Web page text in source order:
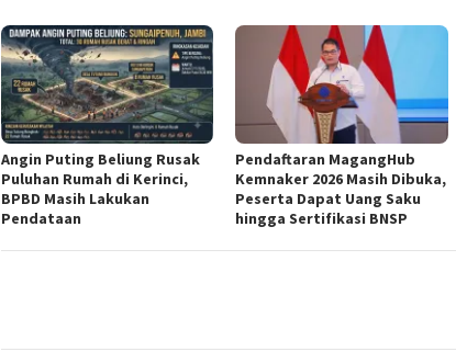
Angin Puting Beliung Rusak
Puluhan Rumah di Kerinci,
BPBD Masih Lakukan
Pendataan
Pendaftaran MagangHub
Kemnaker 2026 Masih Dibuka,
Peserta Dapat Uang Saku
hingga Sertifikasi BNSP